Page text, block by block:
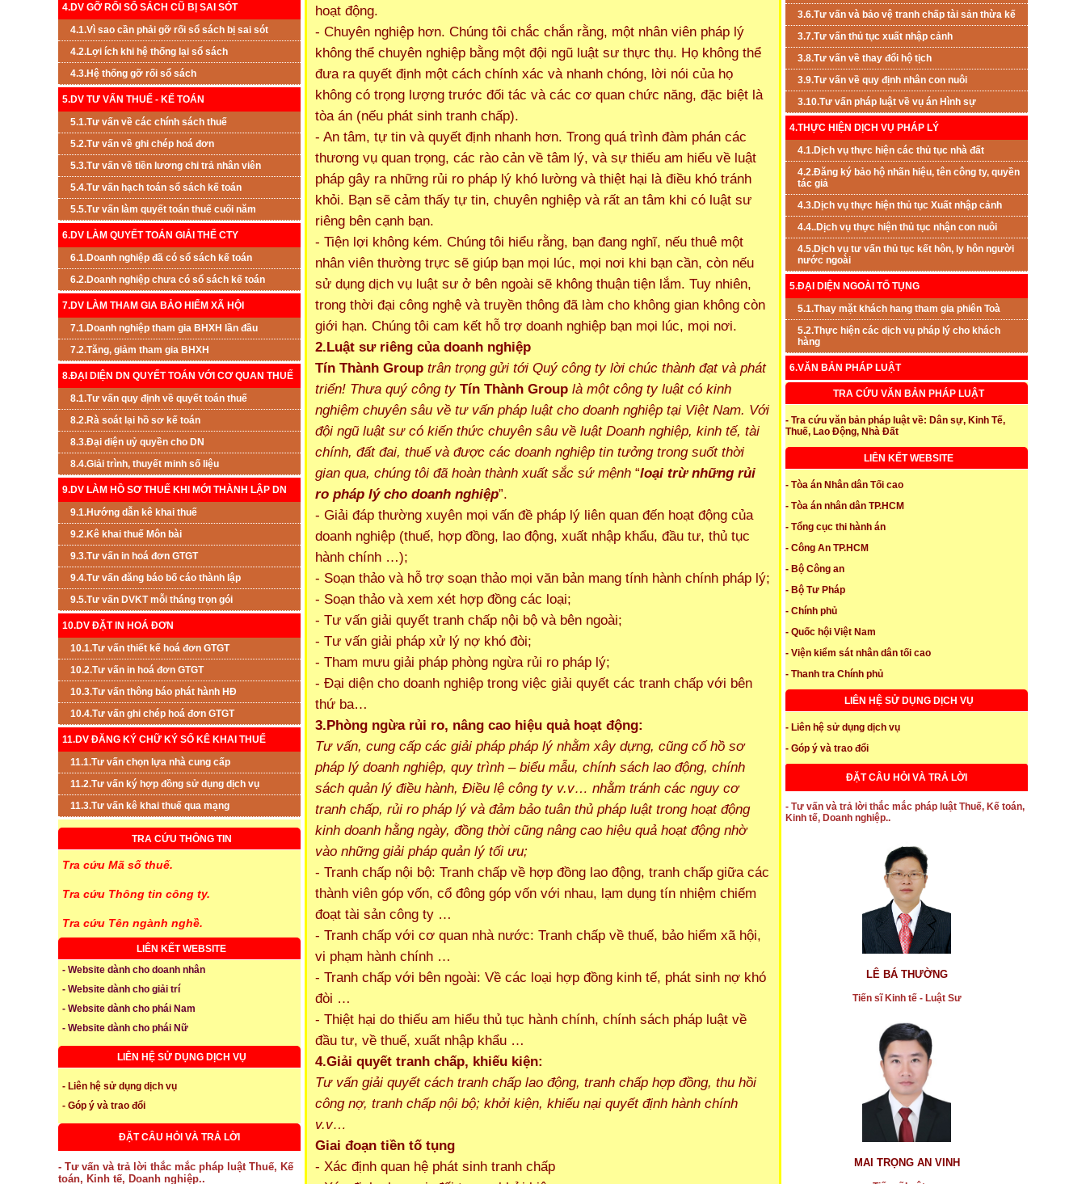
4.DV GỠ RỐI SỔ SÁCH CŨ BỊ SAI SÓT
4.1.Vì sao cần phải gỡ rối sổ sách bị sai sót
4.2.Lợi ích khi hệ thống lại sổ sách
4.3.Hệ thống gỡ rối sổ sách
5.DV TƯ VẤN THUẾ - KẾ TOÁN
5.1.Tư vấn về các chính sách thuế
5.2.Tư vấn về ghi chép hoá đơn
5.3.Tư vấn về tiền lương chi trả nhân viên
5.4.Tư vấn hạch toán sổ sách kế toán
5.5.Tư vấn làm quyết toán thuế cuối năm
6.DV LÀM QUYẾT TOÁN GIẢI THỂ CTY
6.1.Doanh nghiệp đã có sổ sách kế toán
6.2.Doanh nghiệp chưa có sổ sách kế toán
7.DV LÀM THAM GIA BẢO HIỂM XÃ HỘI
7.1.Doanh nghiệp tham gia BHXH lần đầu
7.2.Tăng, giảm tham gia BHXH
8.ĐẠI DIỆN DN QUYẾT TOÁN VỚI CƠ QUAN THUẾ
8.1.Tư vấn quy định về quyết toán thuế
8.2.Rà soát lại hồ sơ kế toán
8.3.Đại diện uỷ quyền cho DN
8.4.Giải trình, thuyết minh số liệu
9.DV LÀM HỒ SƠ THUẾ KHI MỚI THÀNH LẬP DN
9.1.Hướng dẫn kê khai thuế
9.2.Kê khai thuế Môn bài
9.3.Tư vấn in hoá đơn GTGT
9.4.Tư vấn đăng báo bố cáo thành lập
9.5.Tư vấn DVKT mỗi tháng trọn gói
10.DV ĐẶT IN HOÁ ĐƠN
10.1.Tư vấn thiết kế hoá đơn GTGT
10.2.Tư vấn in hoá đơn GTGT
10.3.Tư vấn thông báo phát hành HĐ
10.4.Tư vấn ghi chép hoá đơn GTGT
11.DV ĐĂNG KÝ CHỮ KÝ SỐ KÊ KHAI THUẾ
11.1.Tư vấn chọn lựa nhà cung cấp
11.2.Tư vấn ký hợp đồng sử dụng dịch vụ
11.3.Tư vấn kê khai thuế qua mạng
TRA CỨU THÔNG TIN
Tra cứu Mã số thuế.
Tra cứu Thông tin công ty.
Tra cứu Tên ngành nghề.
LIÊN KẾT WEBSITE
- Website dành cho doanh nhân
- Website dành cho giải trí
- Website dành cho phái Nam
- Website dành cho phái Nữ
LIÊN HỆ SỬ DỤNG DỊCH VỤ
- Liên hệ sử dụng dịch vụ
- Góp ý và trao đổi
ĐẶT CÂU HỎI VÀ TRẢ LỜI
- Tư vấn và trả lời thắc mắc pháp luật Thuế, Kế
toán, Kinh tế, Doanh nghiệp..
hoạt động.
- Chuyên nghiệp hơn. Chúng tôi chắc chắn rằng, một nhân viên pháp lý
không thể chuyên nghiệp bằng một đội ngũ luật sư thực thụ. Họ không thể
đưa ra quyết định một cách chính xác và nhanh chóng, lời nói của họ
không có trọng lượng trước đối tác và các cơ quan chức năng, đặc biệt là
tòa án (nếu phát sinh tranh chấp).
- An tâm, tự tin và quyết định nhanh hơn. Trong quá trình đàm phán các
thương vụ quan trọng, các rào cản về tâm lý, và sự thiếu am hiểu về luật
pháp gây ra những rủi ro pháp lý khó lường và thiệt hại là điều khó tránh
khỏi. Bạn sẽ cảm thấy tự tin, chuyên nghiệp và rất an tâm khi có luật sư
riêng bên cạnh bạn.
- Tiện lợi không kém. Chúng tôi hiểu rằng, bạn đang nghĩ, nếu thuê một
nhân viên thường trực sẽ giúp bạn mọi lúc, mọi nơi khi bạn cần, còn nếu
sử dụng dịch vụ luật sư ở bên ngoài sẽ không thuận tiện lắm. Tuy nhiên,
trong thời đại công nghệ và truyền thông đã làm cho không gian không còn
giới hạn. Chúng tôi cam kết hỗ trợ doanh nghiệp bạn mọi lúc, mọi nơi.
2.Luật sư riêng của doanh nghiệp
Tín Thành Group trân trọng gửi tới Quý công ty lời chúc thành đạt và phát
triển! Thưa quý công tyTín Thành Group là một công ty luật có kinh
nghiệm chuyên sâu về tư vấn pháp luật cho doanh nghiệp tại Việt Nam. Với
đội ngũ luật sư có kiến thức chuyên sâu về luật Doanh nghiệp, kinh tế, tài
chính, đất đai, thuế và được các doanh nghiệp tin tưởng trong suốt thời
gian qua, chúng tôi đã hoàn thành xuất sắc sứ mệnh “loại trừ những rủi
ro pháp lý cho doanh nghiệp”.
- Giải đáp thường xuyên mọi vấn đề pháp lý liên quan đến hoạt động của
doanh nghiệp (thuế, hợp đồng, lao động, xuất nhập khẩu, đầu tư, thủ tục
hành chính …);
- Soạn thảo và hỗ trợ soạn thảo mọi văn bản mang tính hành chính pháp lý;
- Soạn thảo và xem xét hợp đồng các loại;
- Tư vấn giải quyết tranh chấp nội bộ và bên ngoài;
- Tư vấn giải pháp xử lý nợ khó đòi;
- Tham mưu giải pháp phòng ngừa rủi ro pháp lý;
- Đại diện cho doanh nghiệp trong việc giải quyết các tranh chấp với bên
thứ ba…
3.Phòng ngừa rủi ro, nâng cao hiệu quả hoạt động:
Tư vấn, cung cấp các giải pháp pháp lý nhằm xây dựng, cũng cố hồ sơ
pháp lý doanh nghiệp, quy trình – biểu mẫu, chính sách lao động, chính
sách quản lý điều hành, Điều lệ công ty v.v… nhằm tránh các nguy cơ
tranh chấp, rủi ro pháp lý và đảm bảo tuân thủ pháp luật trong hoạt động
kinh doanh hằng ngày, đồng thời cũng nâng cao hiệu quả hoạt động nhờ
vào những giải pháp quản lý tối ưu;
- Tranh chấp nội bộ: Tranh chấp về hợp đồng lao động, tranh chấp giữa các
thành viên góp vốn, cổ đông góp vốn với nhau, lạm dụng tín nhiệm chiếm
đoạt tài sản công ty …
- Tranh chấp với cơ quan nhà nước: Tranh chấp về thuế, bảo hiểm xã hội,
vi phạm hành chính …
- Tranh chấp với bên ngoài: Về các loại hợp đồng kinh tế, phát sinh nợ khó
đòi …
- Thiệt hại do thiếu am hiểu thủ tục hành chính, chính sách pháp luật về
đầu tư, về thuế, xuất nhập khẩu …
4.Giải quyết tranh chấp, khiếu kiện:
Tư vấn giải quyết cách tranh chấp lao động, tranh chấp hợp đồng, thu hồi
công nợ, tranh chấp nội bộ; khởi kiện, khiếu nại quyết định hành chính
v.v…
Giai đoạn tiền tố tụng
- Xác định quan hệ phát sinh tranh chấp
3.6.Tư vấn và bảo vệ tranh chấp tài sản thừa kế
3.7.Tư vấn thủ tục xuất nhập cảnh
3.8.Tư vấn về thay đổi hộ tịch
3.9.Tư vấn về quy định nhân con nuôi
3.10.Tư vấn pháp luật về vụ án Hình sự
4.THỰC HIỆN DỊCH VỤ PHÁP LÝ
4.1.Dịch vụ thực hiện các thủ tục nhà đất
4.2.Đăng ký bảo hộ nhãn hiệu, tên công ty, quyền
tác giả
4.3.Dịch vụ thực hiện thủ tục Xuất nhập cảnh
4.4..Dịch vụ thực hiện thủ tục nhận con nuôi
4.5.Dịch vụ tư vấn thủ tục kết hôn, ly hôn người
nước ngoài
5.ĐẠI DIỆN NGOÀI TỐ TỤNG
5.1.Thay mặt khách hang tham gia phiên Toà
5.2.Thực hiện các dịch vụ pháp lý cho khách
hàng
6.VĂN BẢN PHÁP LUẬT
TRA CỨU VĂN BẢN PHÁP LUẬT
- Tra cứu văn bản pháp luật về: Dân sự, Kinh Tế,
Thuế, Lao Động, Nhà Đất
LIÊN KẾT WEBSITE
- Tòa án Nhân dân Tối cao
- Tòa án nhân dân TP.HCM
- Tổng cục thi hành án
- Công An TP.HCM
- Bộ Công an
- Bộ Tư Pháp
- Chính phủ
- Quốc hội Việt Nam
- Viện kiểm sát nhân dân tối cao
- Thanh tra Chính phủ
LIÊN HỆ SỬ DỤNG DỊCH VỤ
- Liên hệ sử dụng dịch vụ
- Góp ý và trao đổi
ĐẶT CÂU HỎI VÀ TRẢ LỜI
- Tư vấn và trả lời thắc mắc pháp luật Thuế, Kế toán,
Kinh tế, Doanh nghiệp..
LÊ BÁ THƯỜNG
Tiến sĩ Kinh tế - Luật Sư
MAI TRỌNG AN VINH
* Bộ TN&MT yêu cầu đẩy nhanh thu hồi xe máy cũ
* Những rủi ro khi mua lại nhà ở xã hội bằng hợp
đồng ủy quyền, di chúc, vi bằng
* Chủ tịch UBND Q4 bị kiện ra tòa
* Mua đất bằng giấy tay vẫn có giá trị pháp lý nếu
* Nhiều GĐ/PGĐ văn phòng đăng ký đất đai tại
TP.HCM bị chậm bổ nhiệm lại, vẫn ký duyệt hồ sơ
* Xe gây tai nạn bị tạm giữ xe đến 64 ngày và bị thu